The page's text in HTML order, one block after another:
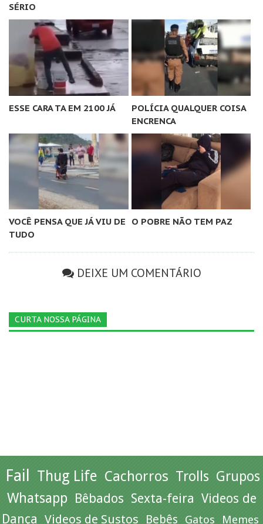
SÉRIO
ESSE CARA TA EM 2100 JÁ
POLÍCIA QUALQUER COISA
ENCRENCA
VOCÊ PENSA QUE JÁ VIU DE
TUDO
O POBRE NÃO TEM PAZ
DEIXE UM COMENTÁRIO
CURTA NOSSA PÁGINA
Fail Thug Life Cachorros Trolls Grupos
Whatsapp Bêbados Sexta-feira Videos de
Dança Videos de Sustos Bebês Gatos Memes